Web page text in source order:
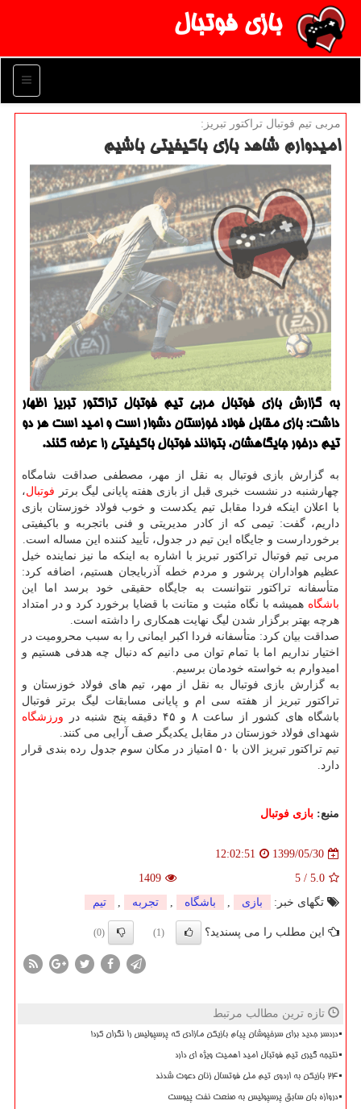
بازی فوتبال
منو
مربی تیم فوتبال تراكتور تبریز:
امیدوارم شاهد بازی باكیفیتی باشیم
به گزارش بازی فوتبال مربی تیم فوتبال تراكتور تبریز اظهار
داشت: بازی مقابل فولاد خوزستان دشوار است و امید است هر دو
تیم درخور جایگاهشان، بتوانند فوتبال باكیفیتی را عرضه كنند.
به گزارش بازی فوتبال به نقل از مهر، مصطفی صداقت شامگاه
چهارشنبه در نشست خبری قبل از بازی هفته پایانی لیگ برتر فوتبال،
با اعلان اینکه فردا مقابل تیم یکدست و خوب فولاد خوزستان بازی
داریم، گفت: تیمی که از کادر مدیریتی و فنی باتجربه و باکیفیتی
برخوردارست و جایگاه این تیم در جدول، تأیید کننده این مساله است.
مربی تیم فوتبال تراکتور تبریز با اشاره به اینکه ما نیز نماینده خیل
عظیم هواداران پرشور و مردم خطه آذربایجان هستیم، اضافه کرد:
متأسفانه تراکتور نتوانست به جایگاه حقیقی خود برسد اما این
باشگاه همیشه با نگاه مثبت و متانت با قضایا برخورد کرد و در امتداد
هرچه بهتر برگزار شدن لیگ نهایت همکاری را داشته است.
صداقت بیان کرد: متأسفانه فردا اکبر ایمانی را به سبب محرومیت در
اختیار نداریم اما با تمام توان می دانیم که دنبال چه هدفی هستیم و
امیدوارم به خواسته خودمان برسیم.
به گزارش بازی فوتبال به نقل از مهر، تیم های فولاد خوزستان و
تراکتور تبریز از هفته سی ام و پایانی مسابقات لیگ برتر فوتبال
باشگاه های کشور از ساعت ۸ و ۴۵ دقیقه پنج شنبه در
ورزشگاه
شهدای فولاد خوزستان در مقابل یکدیگر صف آرایی می کنند.
تیم تراکتور تبریز الان با ۵۰ امتیاز در مکان سوم جدول رده بندی قرار
دارد.
منبع: بازی فوتبال
1399/05/30
12:02:51
5.0
/
5
1409
تگهای خبر:
بازی , باشگاه , تجربه , تیم
این مطلب را می پسندید؟ (1)
(0)
تازه ترین مطالب مرتبط
دردسر جدید برای سرخپوشان پیام بازیکن مازادی که پرسپولیس را نگران کرد!
نتیجه گیری تیم فوتبال امید اهمیت ویژه ای دارد
۲۴ بازیکن به اردوی تیم ملی فوتسال زنان دعوت شدند
دروازه بان سابق پرسپولیس به صنعت نفت پیوست